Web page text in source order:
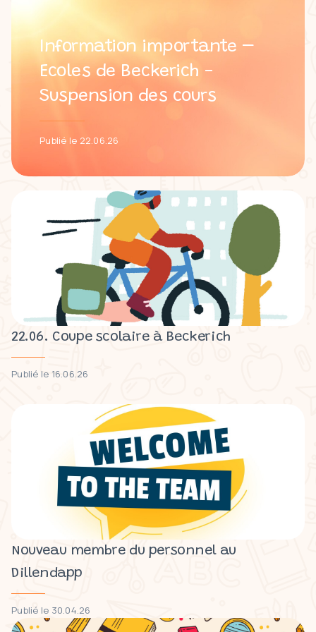
Information importante –
Ecoles de Beckerich -
Suspension des cours
Publié le 22.06.26
22.06. Coupe scolaire à Beckerich
Publié le 16.06.26
Nouveau membre du personnel au
Dillendapp
Publié le 30.04.26